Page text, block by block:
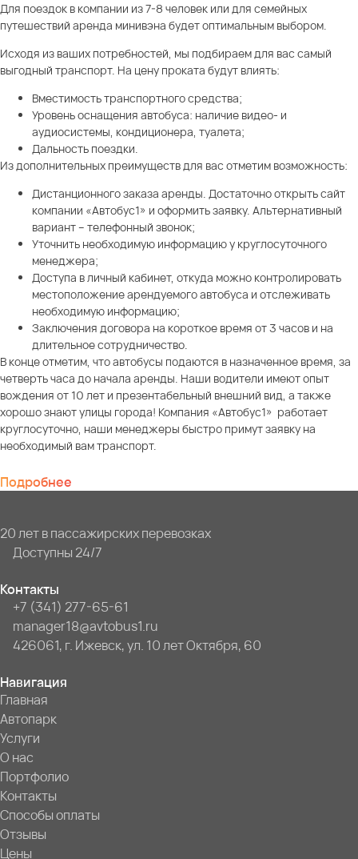
Для поездок в компании из 7-8 человек или для семейных
путешествий аренда минивэна будет оптимальным выбором.
Исходя из ваших потребностей, мы подбираем для вас самый
выгодный транспорт. На цену проката будут влиять:
Вместимость транспортного средства;
Уровень оснащения автобуса: наличие видео- и
аудиосистемы, кондиционера, туалета;
Дальность поездки.
Из дополнительных преимуществ для вас отметим возможность:
Дистанционного заказа аренды. Достаточно открыть сайт
компании «Автобус1» и оформить заявку. Альтернативный
вариант – телефонный звонок;
Уточнить необходимую информацию у круглосуточного
менеджера;
Доступа в личный кабинет, откуда можно контролировать
местоположение арендуемого автобуса и отслеживать
необходимую информацию;
Заключения договора на короткое время от 3 часов и на
длительное сотрудничество.
В конце отметим, что автобусы подаются в назначенное время, за
четверть часа до начала аренды. Наши водители имеют опыт
вождения от 10 лет и презентабельный внешний вид, а также
хорошо знают улицы города! Компания «Автобус1» работает
круглосуточно, наши менеджеры быстро примут заявку на
необходимый вам транспорт.
Подробнее
20 лет в пассажирских перевозках
Доступны 24/7
Контакты
+7 (341) 277-65-61
manager18@avtobus1.ru
426061, г. Ижевск, ул. 10 лет Октября, 60
Навигация
Главная
Автопарк
Услуги
О нас
Портфолио
Контакты
Способы оплаты
Отзывы
Цены